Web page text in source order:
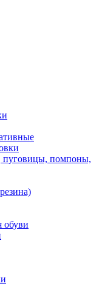
пуговицы, помпоны,
обуви